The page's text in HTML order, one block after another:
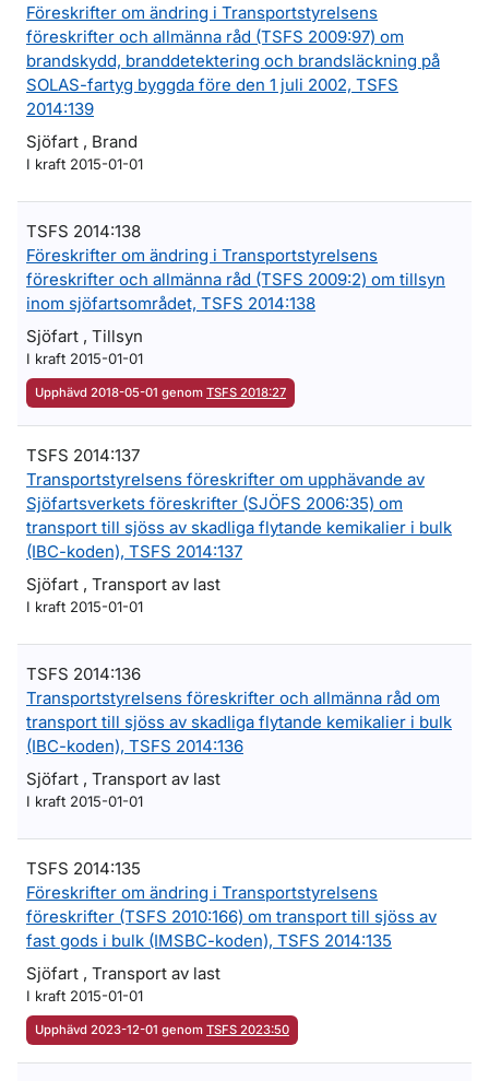
Föreskrifter om ändring i Transportstyrelsens
föreskrifter och allmänna råd (TSFS 2009:97) om
brandskydd, branddetektering och brandsläckning på
SOLAS-fartyg byggda före den 1 juli 2002, TSFS
2014:139
Sjöfart , Brand
I kraft 2015-01-01
TSFS 2014:138
Föreskrifter om ändring i Transportstyrelsens
föreskrifter och allmänna råd (TSFS 2009:2) om tillsyn
inom sjöfartsområdet, TSFS 2014:138
Sjöfart , Tillsyn
I kraft 2015-01-01
Upphävd 2018-05-01 genom TSFS 2018:27
TSFS 2014:137
Transportstyrelsens föreskrifter om upphävande av
Sjöfartsverkets föreskrifter (SJÖFS 2006:35) om
transport till sjöss av skadliga flytande kemikalier i bulk
(IBC-koden), TSFS 2014:137
Sjöfart , Transport av last
I kraft 2015-01-01
TSFS 2014:136
Transportstyrelsens föreskrifter och allmänna råd om
transport till sjöss av skadliga flytande kemikalier i bulk
(IBC-koden), TSFS 2014:136
Sjöfart , Transport av last
I kraft 2015-01-01
TSFS 2014:135
Föreskrifter om ändring i Transportstyrelsens
föreskrifter (TSFS 2010:166) om transport till sjöss av
fast gods i bulk (IMSBC-koden), TSFS 2014:135
Sjöfart , Transport av last
I kraft 2015-01-01
Upphävd 2023-12-01 genom TSFS 2023:50